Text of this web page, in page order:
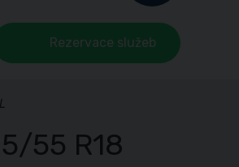
Rezervace služeb
55 R18